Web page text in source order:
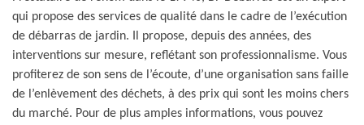
qui propose des services de qualité dans le cadre de l’exécution
de débarras de jardin. Il propose, depuis des années, des
interventions sur mesure, reflétant son professionnalisme. Vous
profiterez de son sens de l’écoute, d’une organisation sans faille
de l’enlèvement des déchets, à des prix qui sont les moins chers
du marché. Pour de plus amples informations, vous pouvez